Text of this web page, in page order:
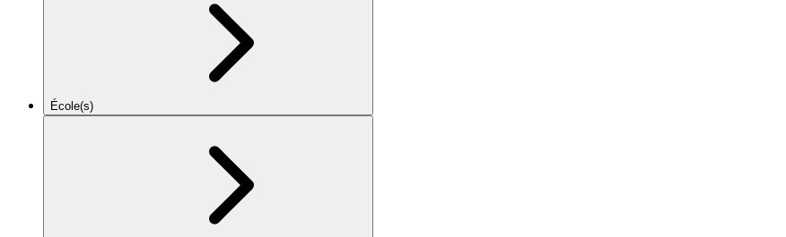
École(s)